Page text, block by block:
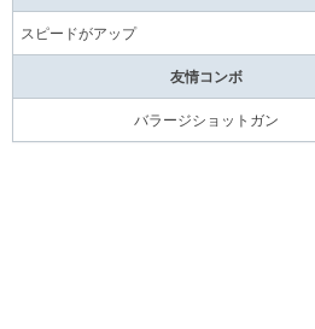
スピードがアップ
友情コンボ
バラージショットガン